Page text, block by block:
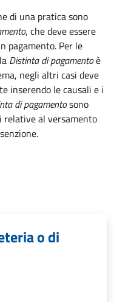
di una pratica sono
, che deve essere
pagamento. Per le
Distinta di pagamentoè
negli altri casi deve
inserendo le causali e i
di pagamentosono
al versamento
o di